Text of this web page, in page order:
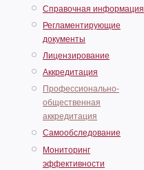
Справочная информация
Регламентирующие
документы
Лицензирование
Аккредитация
Профессионально-
общественная
аккредитация
Самообследование
Мониторинг
эффективности